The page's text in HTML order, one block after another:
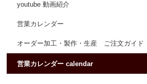
youtube 動画紹介
営業カレンダー
オーダー加工・製作・生産 ご注文ガイド
営業カレンダー calendar